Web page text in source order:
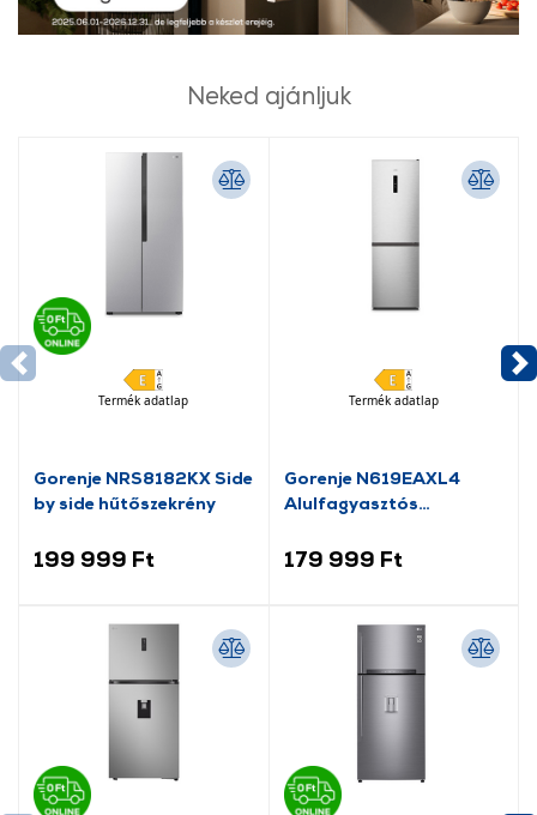
Neked ajánljuk
Termék adatlap
Gorenje NRS8182KX Side
by side hűtőszekrény
199 999 Ft
Termék adatlap
Gorenje N619EAXL4
Alulfagyasztós
179 999 Ft